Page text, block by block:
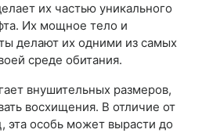
их частью уникального
Их мощное тело и
делают их одними из самых
среде обитания.
внушительных размеров,
восхищения. В отличие от
эта особь может вырасти до